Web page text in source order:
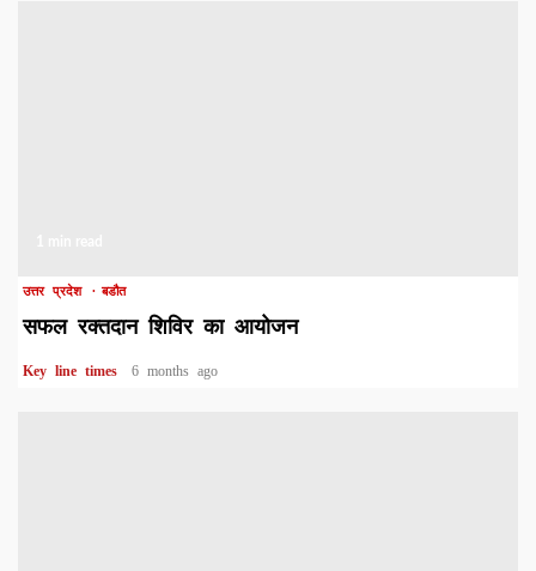
उत्तर प्रदेश बडौत
सफल रक्तदान शिविर का आयोजन
Key line times 6 months ago